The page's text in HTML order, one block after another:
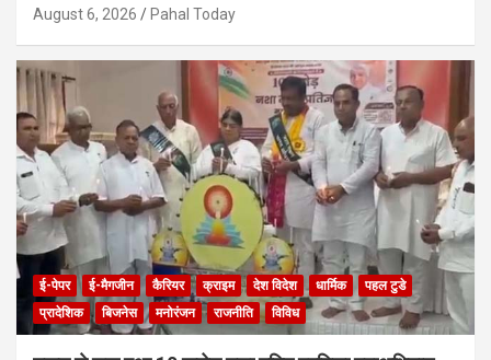
August 6, 2026 Pahal Today
ई-पेपर ई-मैगजीन कैरियर क्राइम देश विदेश धार्मिक
पहल टुडे
प्रादेशिक
बिजनेस मनोरंजन राजनीति विविध